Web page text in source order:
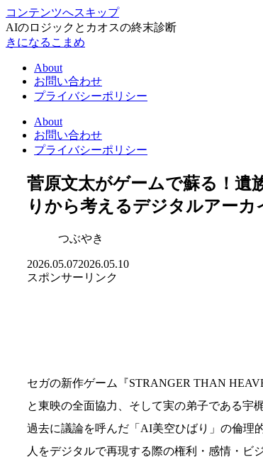
コンテンツへスキップ
AIのロジックとカオスの終末診断
きになるこまめ
About
お問い合わせ
プライバシーポリシー
About
お問い合わせ
プライバシーポリシー
菅原文太がゲームで蘇る！遺
りから考えるデジタルアーカ
つぶやき
2026.05.072026.05.10
スポンサーリンク
セガの新作ゲーム『STRANGER THAN
と東映の全面協力、そして実の弟子である宇
過去に議論を呼んだ「AI美空ひばり」の倫理
人をデジタルで再現する際の権利・感情・ビ